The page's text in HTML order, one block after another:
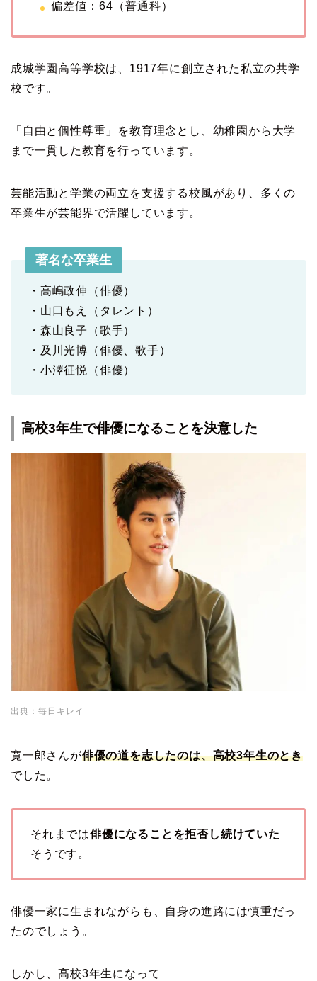
偏差値：64（普通科）
成城学園高等学校は、1917年に創立された私立の共学
校です。
「自由と個性尊重」を教育理念とし、幼稚園から大学
まで一貫した教育を行っています。
芸能活動と学業の両立を支援する校風があり、多くの
卒業生が芸能界で活躍しています。
著名な卒業生
・高嶋政伸（俳優）
・山口もえ（タレント）
・森山良子（歌手）
・及川光博（俳優、歌手）
・小澤征悦（俳優）
高校3年生で俳優になることを決意した
出典：毎日キレイ
寛一郎さんが俳優の道を志したのは、高校3年生のとき
でした。
それまでは俳優になることを拒否し続けていた
そうです。
俳優一家に生まれながらも、自身の進路には慎重だっ
たのでしょう。
しかし、高校3年生になって